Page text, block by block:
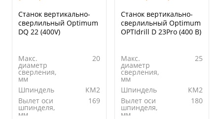
Станок вертикально-
сверлильный Optimum
DQ 22 (400V)
Макс.
диаметр
сверления,
мм
20
Шпиндель
КМ2
Вылет оси
шпинделя,
мм
169
Станок вертикально-
сверлильный Optimum
OPTIdrill D 23Pro (400 В)
Макс.
диаметр
сверления,
мм
25
Шпиндель
КМ2
Вылет оси
шпинделя,
мм
180